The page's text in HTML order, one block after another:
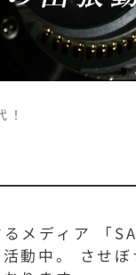
メディア 「
動中。 させ